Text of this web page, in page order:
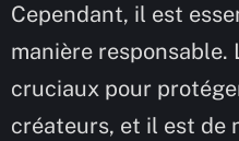
Cependant, il est
manière responsable.
cruciaux pour
créateurs, et il est de